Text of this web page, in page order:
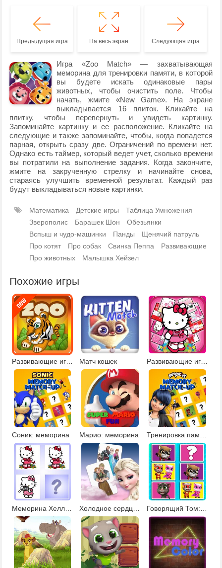
Предыдущая игра На весь экран Следующая игра
Игра «Zoo Match» — захватывающая
меморина для тренировки памяти, в которой
вы будете искать одинаковые пары
животных, чтобы очистить поле. Чтобы
начать, жмите «New Game». На экране
выкладывается 16 плиток. Кликайте на
плитку, чтобы перевернуть и увидеть картинку.
Запоминайте картинку и ее расположение. Кликайте на
следующие и также запоминайте, чтобы, когда попадется
парная, открыть сразу две. Ограничений по времени нет.
Однако есть таймер, который ведет учет, сколько времени
вы потратили на выполнение задания. Когда закончите,
жмите на закрученную стрелку и начинайте снова,
стараясь улучшить временной результат. Каждый раз
будут выкладываться новые картинки.
Математика Детские игры
Таблица Умножения
Зверополис
Барашек Шон
Обезьянки
Вспыш и чудо-машинки
Панды
Щенячий патруль
Про котят
Про собак Свинка Пеппа
Развивающие
Про животных
Малышка Хейзел
Похожие игры
Развивающие игры про животных Матч кошек Развивающие игры Хелло Китти
Соник: меморина Марио: меморина
Меморина Хелло Китти